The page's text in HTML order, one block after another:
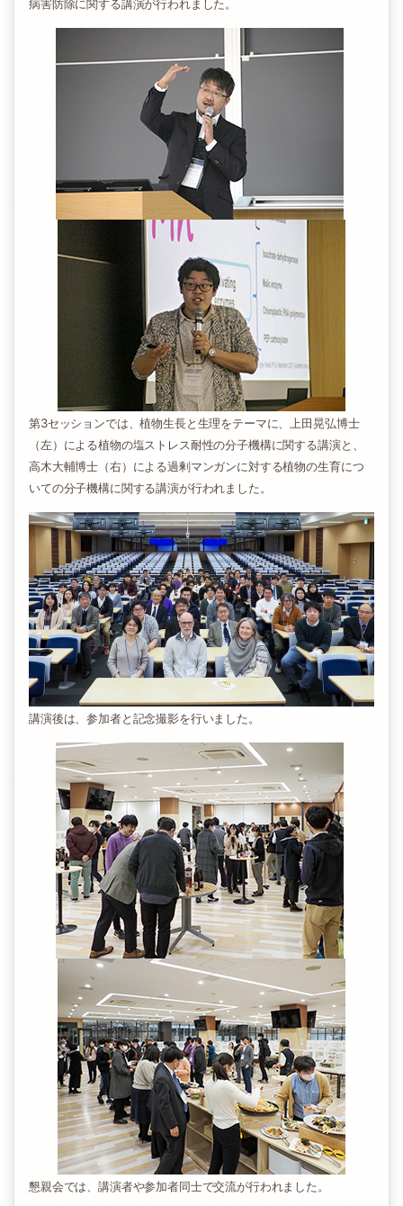
病害防除に関する講演が行われました。
第3セッションでは、植物生長と生理をテーマに、上田晃弘博士
（左）による植物の塩ストレス耐性の分子機構に関する講演と、
高木大輔博士（右）による過剰マンガンに対する植物の生育につ
いての分子機構に関する講演が行われました。
講演後は、参加者と記念撮影を行いました。
懇親会では、講演者や参加者同士で交流が行われました。